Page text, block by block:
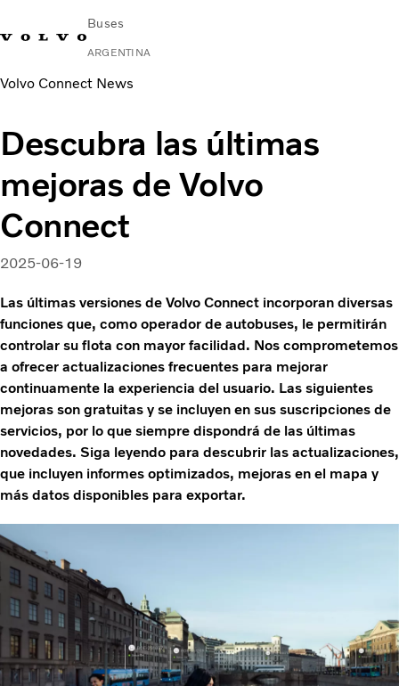
Buses
ARGENTINA
Change MarketContacto Buscar concesionario
Urbano e Interurbano
Buses Media & Larga Distancia
Servicios
¿Por qué elegir Volvo?
Contacto
Volvo Connect News
Descubra las últimas
mejoras de Volvo
Connect
2025-06-19
Las últimas versiones de Volvo Connect incorporan diversas
funciones que, como operador de autobuses, le permitirán
controlar su flota con mayor facilidad. Nos comprometemos
a ofrecer actualizaciones frecuentes para mejorar
continuamente la experiencia del usuario. Las siguientes
mejoras son gratuitas y se incluyen en sus suscripciones de
servicios, por lo que siempre dispondrá de las últimas
novedades. Siga leyendo para descubrir las actualizaciones,
que incluyen informes optimizados, mejoras en el mapa y
más datos disponibles para exportar.